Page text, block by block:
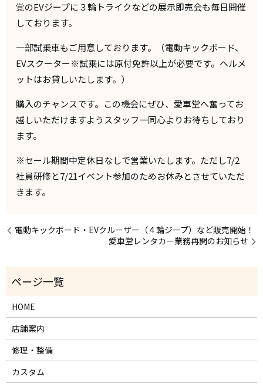
覚のEVジープに３輪トライクなどの展示即売会も毎日開催
しております。
一部試乗車もご用意しております。（電動キックボード、
EVスクーター※試乗には原付免許以上が必要です。ヘルメ
ットはお貸しいたします。）
購入のチャンスです。この機会にぜひ、愛車堂へ奮ってお
越しいただけますようスタッフ一同心よりお待ちしており
ます。
※セール期間中定休日なしで営業いたします。ただし7/2
社員研修と7/21イベント参加のためお休みとさせていただ
きます。
電動キックボード・EVクルーザー（４輪ジープ）など販売開始！
愛車堂レンタカー業務再開のお知らせ
HOME
店舗案内
修理・整備
カスタム